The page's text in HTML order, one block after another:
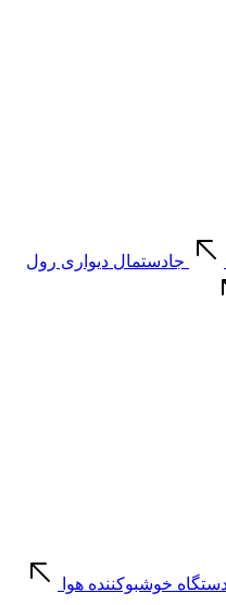
جادستمال دیواری رول
خوشبوکننده هوا